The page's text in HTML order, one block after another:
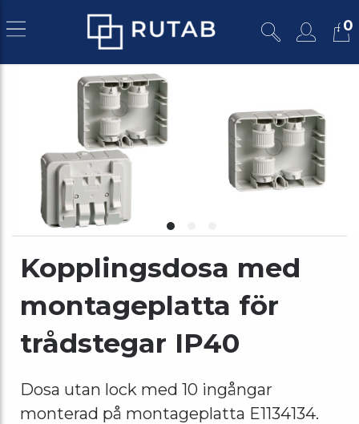
0
Kopplingsdosa med
montageplatta för
trådstegar IP40
Dosa utan lock med 10 ingångar
monterad på montageplatta E1134134.